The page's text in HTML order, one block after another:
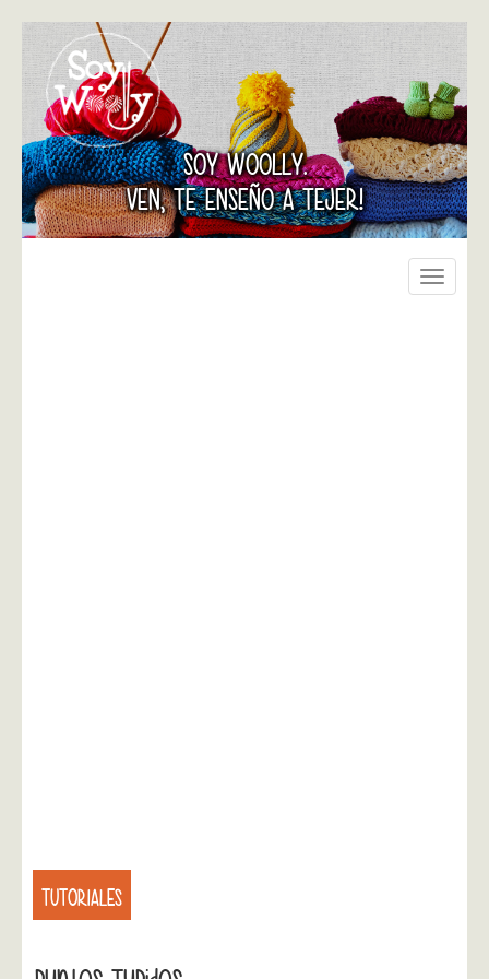
SOY WOOLLY.
VEN, TE ENSEÑO A TEJER!
Toggle
TUTORIALES